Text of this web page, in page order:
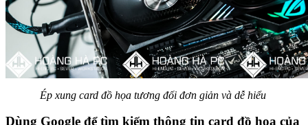
Ép xung card đồ họa tương đối đơn giản và dễ hiểu
Dùng Google để tìm kiếm thông tin card đồ họa của